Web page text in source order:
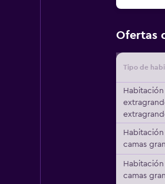
Ofertas
Tipo de
Habitación
camas
Habitación
camas